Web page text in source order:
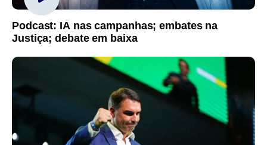
Podcast: IA nas campanhas; embates na
Justiça; debate em baixa